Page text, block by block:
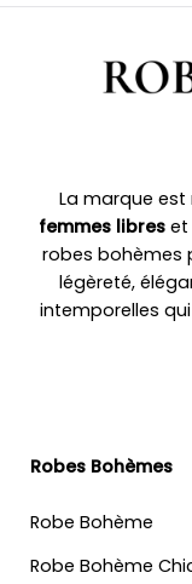
La marque
femmes libres et
robes bohèmes
légèreté,
intemporelles
Robes Bohèmes
Robe Bohème
Robe Bohème